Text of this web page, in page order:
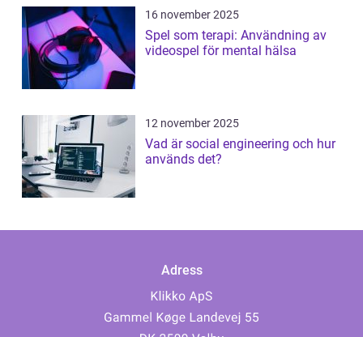
16 november 2025
Spel som terapi: Användning av
videospel för mental hälsa
12 november 2025
Vad är social engineering och hur
används det?
Adress